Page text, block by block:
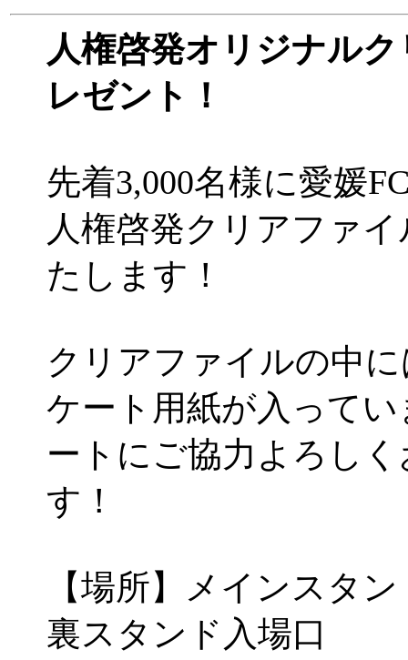
人権啓発オリジナル
レゼント！
先着3,000名様に愛媛
人権啓発クリアファ
たします！
クリアファイルの中
ケート用紙が入って
ートにご協力よろし
す！
【場所】メインスタ
裏スタンド入場口